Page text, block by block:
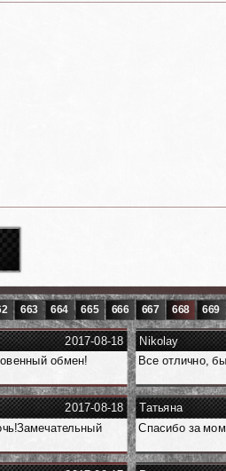
663 664 665 666 667 668 669
2017-08-18
обмен!
Nikolay
Все отлично,
2017-08-18
Татьяна
Спасибо за